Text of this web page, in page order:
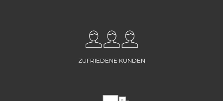
ZUFRIEDENE KUNDEN